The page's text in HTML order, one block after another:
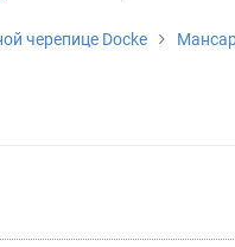
черепице Docke